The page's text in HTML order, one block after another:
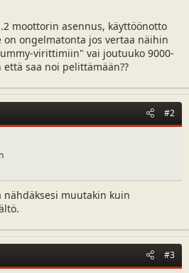
moottorin asennus, käyttöönotto
on ongelmatonta jos vertaa näihin
virittimiin" vai joutuuko 9000-
saa noi pelittämään??
#2
muutakin kuin
#3